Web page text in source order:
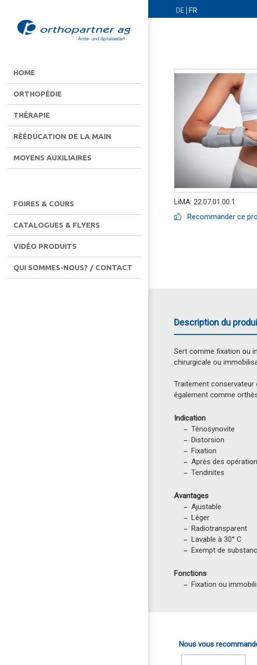
DE FR
HOME
ORTHOPÉDIE
THÉRAPIE
RÉÉDUCATION DE LA MAIN
MOYENS AUXILIAIRES
FOIRES & COURS
CATALOGUES & FLYERS
VIDÉO PRODUITS
QUI SOMMES-NOUS? / CONTACT
LiMA: 22.07.01.00.1
Recommander ce
Description du
Sert comme fixation ou
chirurgicale ou
Traitement conservateur
également comme
Indication
Ténosynovite
Distorsion
Fixation
Après des
Tendinites
Avantages
Ajustable
Léger
Radiotransparent
Lavable à 30° C
Exempt de
Fonctions
Fixation ou
Nous vous